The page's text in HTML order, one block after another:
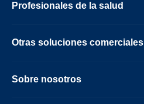
Profesionales de la salud
Otras soluciones comerciales
Sobre nosotros